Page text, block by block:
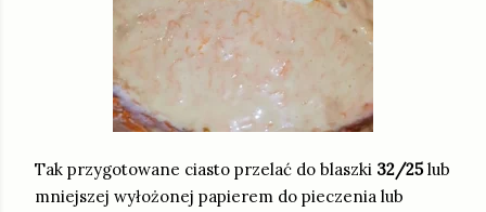
Tak przygotowane ciasto przelać do blaszki 32/25lub
mniejszej wyłożonej papierem do pieczenia lub